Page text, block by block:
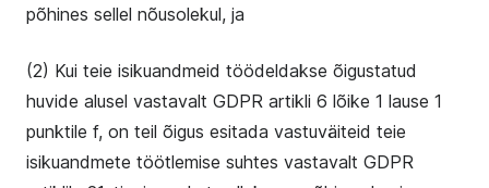
põhines sellel nõusolekul, ja
(2) Kui teie isikuandmeid töödeldakse õigustatud
huvide alusel vastavalt GDPR artikli 6 lõike 1 lause 1
punktile f, on teil õigus esitada vastuväiteid teie
isikuandmete töötlemise suhtes vastavalt GDPR